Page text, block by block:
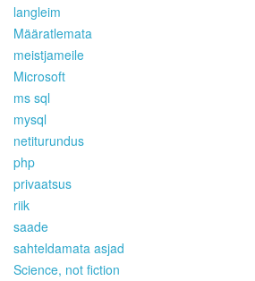
langleim
Määratlemata
meistjameile
Microsoft
ms sql
mysql
netiturundus
php
privaatsus
riik
saade
sahteldamata asjad
Science, not fiction